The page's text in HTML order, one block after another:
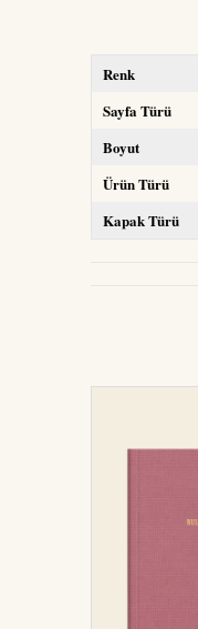
Renk
Sayfa Türü
Boyut
Ürün Türü
Kapak Türü